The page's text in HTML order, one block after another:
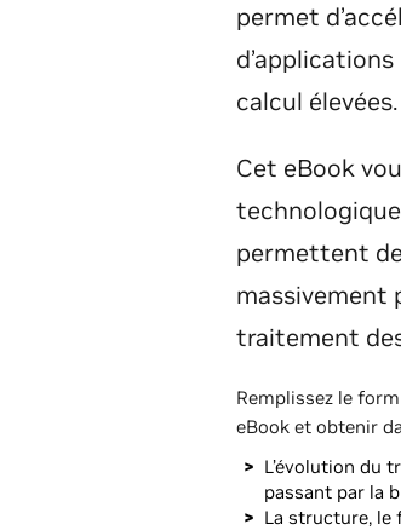
permet
calcul élevées.
Cet eBook
permettent
massivement
traitement
Remplissez le
eBook et obtenir
L’évolution du
passant par la
La structure, le